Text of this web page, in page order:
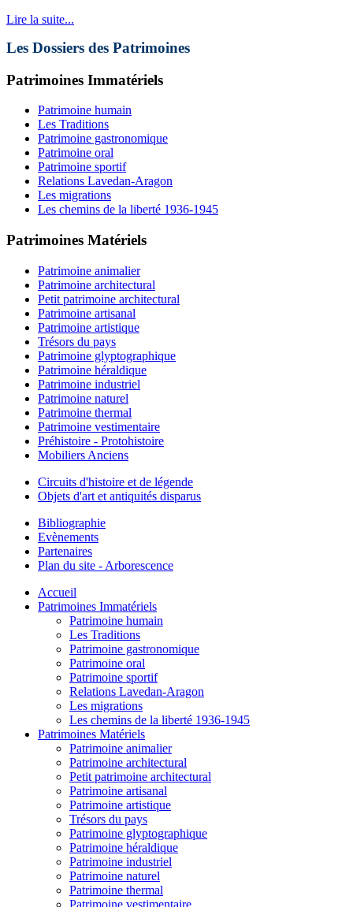
Lire la suite...
Les Dossiers des Patrimoines
Patrimoines Immatériels
Patrimoine humain
Les Traditions
Patrimoine gastronomique
Patrimoine oral
Patrimoine sportif
Relations Lavedan-Aragon
Les migrations
Les chemins de la liberté 1936-1945
Patrimoines Matériels
Patrimoine animalier
Patrimoine architectural
Petit patrimoine architectural
Patrimoine artisanal
Patrimoine artistique
Trésors du pays
Patrimoine glyptographique
Patrimoine héraldique
Patrimoine industriel
Patrimoine naturel
Patrimoine thermal
Patrimoine vestimentaire
Préhistoire - Protohistoire
Mobiliers Anciens
Circuits d'histoire et de légende
Objets d'art et antiquités disparus
Bibliographie
Evènements
Partenaires
Plan du site - Arborescence
Accueil
Patrimoines Immatériels
Patrimoine humain
Les Traditions
Patrimoine gastronomique
Patrimoine oral
Patrimoine sportif
Relations Lavedan-Aragon
Les migrations
Les chemins de la liberté 1936-1945
Patrimoines Matériels
Patrimoine animalier
Patrimoine architectural
Petit patrimoine architectural
Patrimoine artisanal
Patrimoine artistique
Trésors du pays
Patrimoine glyptographique
Patrimoine héraldique
Patrimoine industriel
Patrimoine naturel
Patrimoine thermal
Patrimoine vestimentaire